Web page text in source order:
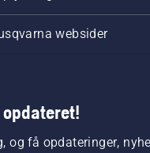
websider
og få opdateringer,